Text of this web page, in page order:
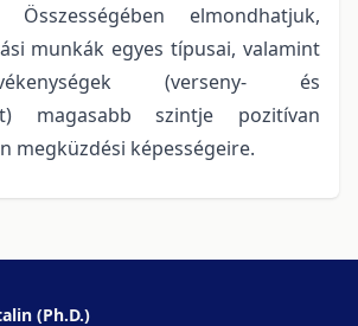
Összességében elmondhatjuk,
munkák egyes típusai, valamint
(verseny- és
magasabb szintje pozitívan
megküzdési képességeire.
(Ph.D.)